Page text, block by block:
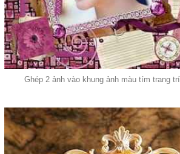
Ghép 2 ảnh vào khung ảnh màu tím trang